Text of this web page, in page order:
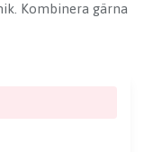
Kombinera gärna